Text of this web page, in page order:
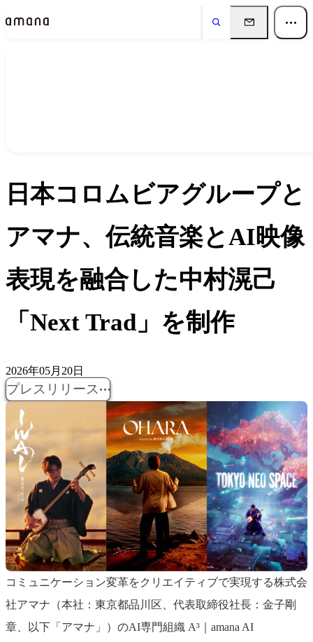
日本コロムビアグループと
アマナ、伝統音楽とAI映像
表現を融合した中村滉己
「Next Trad」を制作
2026年05月20日
プレスリリース
コミュニケーション変革をクリエイティブで実現する株式会
社アマナ（本社：東京都品川区、代表取締役社長：金子剛
章、以下「アマナ」）のAI専門組織 A³｜amana AI